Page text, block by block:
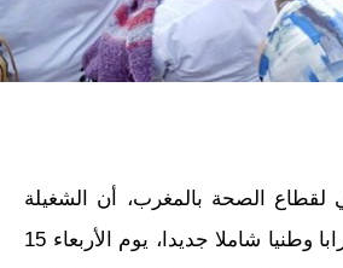
لقطاع الصحة بالمغرب، أن الشغيلة
الصحية ستخوض إضرابا وطنيا شاملا جديدا، يوم الأربعاء 15